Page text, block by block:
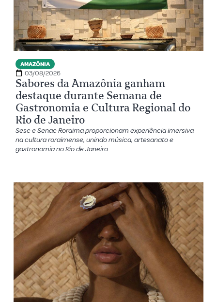
AMAZÔNIA
03/08/2026
Sabores da Amazônia ganham
destaque durante Semana de
Gastronomia e Cultura Regional do
Rio de Janeiro
Sesc e Senac Roraima proporcionam experiência imersiva
na cultura roraimense, unindo música, artesanato e
gastronomia no Rio de Janeiro